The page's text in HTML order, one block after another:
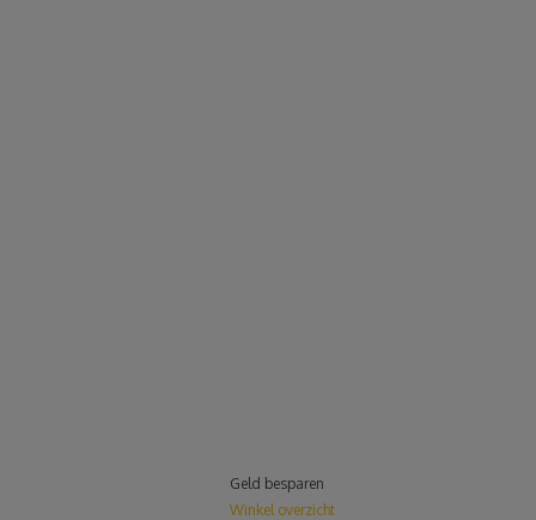
Geld besparen
Winkel overzicht